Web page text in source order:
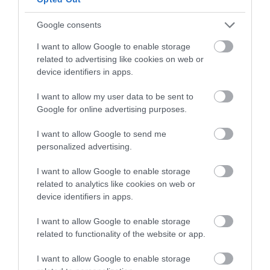
Google consents
I want to allow Google to enable storage
related to advertising like cookies on web or
device identifiers in apps.
I want to allow my user data to be sent to
Google for online advertising purposes.
I want to allow Google to send me
personalized advertising.
I want to allow Google to enable storage
related to analytics like cookies on web or
device identifiers in apps.
I want to allow Google to enable storage
related to functionality of the website or app.
I want to allow Google to enable storage
MH 59. Szentgyörgyi Dezső repülőbázis látogatás
Kecskeméti Katona József Nemzeti Színház
látogatás
Mercedes-Benz Manufacturing Hungary Kft.
látogatás
Zwack Kecskeméti Pálinka Manufaktúra látogatás
Vezetett városnézés
Kecskeméti Vadaskert